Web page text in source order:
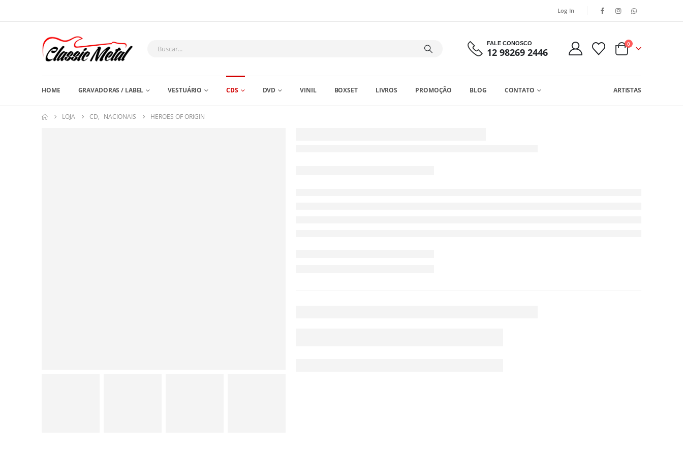
Log In
FALE CONOSCO
12 98269 2446
0
HOME GRAVADORAS / LABEL VESTUÁRIO CDS DVD VINIL BOXSET LIVROS PROMOÇÃO BLOG CONTATO ARTISTAS
LOJA CD, NACIONAIS HEROES OF ORIGIN